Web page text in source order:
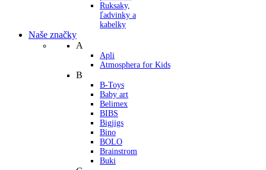
Ruksaky,
ľadvinky a
kabelky
Naše značky
A
Apli
Atmosphera for Kids
B
B-Toys
Baby art
Belimex
BIBS
Bigjigs
Bino
BOLO
Brainstrom
Buki